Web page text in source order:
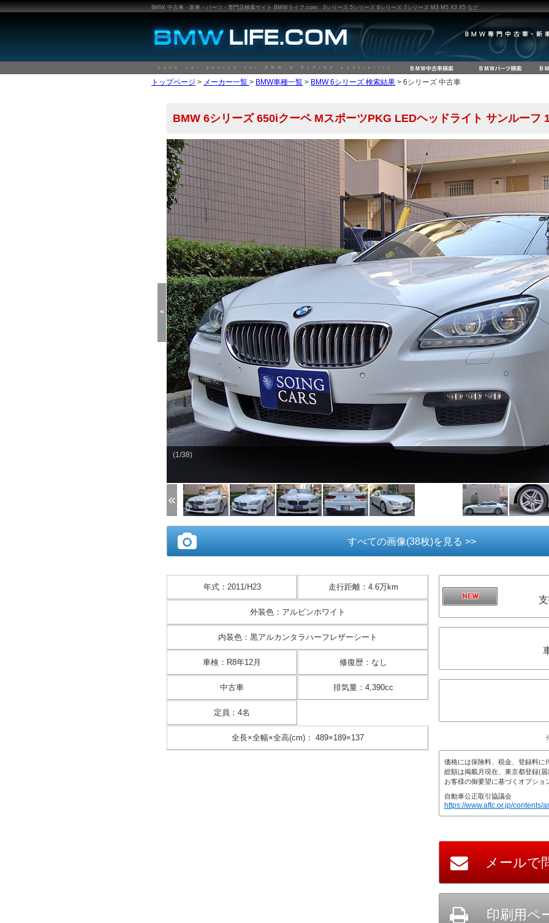
BMW 中古車・新車・パーツ・専門店検索サイト BMWライフ.com 3シリーズ 5シリーズ 6シリーズ 7シリーズ M3 M5 X3 X5 など
トップページ > メーカー一覧 > BMW車種一覧 > BMW 6シリーズ 検索結果 > 6シリーズ 中古車
BMW 6シリーズ 650iクーペ MスポーツPKG LEDヘッドライト サンルーフ
<
(1/38)
すべての画像(38枚)を見る >>
年式： 2011/H23 走行距離： 4.6万km
外装色： アルピンホワイト
内装色： 黒アルカンタラハーフレザーシート
車検 ： R8年12月 修復歴： なし
中古車 排気量： 4,390cc
定員 ： 4名
全長×全幅×全高(cm)： 489×189×137
価格には保険料、税金、登録料に
総額は掲載月現在、東京都登録(
お客様の御要望に基づくオプショ
自動車公正取引協議会
https://www.aftc.or.jp/contents/